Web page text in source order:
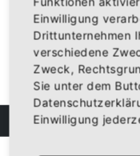
FILTER
Einwilligung
Drittunternehmen
verschiedene
Zweck,
Sie unter dem
Einwilligung